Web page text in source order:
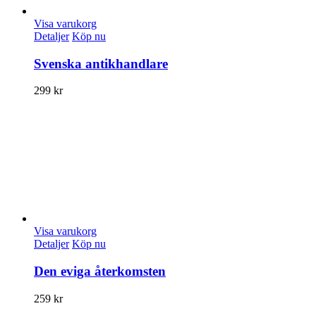
Visa varukorg
Detaljer Köp nu
Svenska antikhandlare
299 kr
Visa varukorg
Detaljer Köp nu
Den eviga återkomsten
259 kr